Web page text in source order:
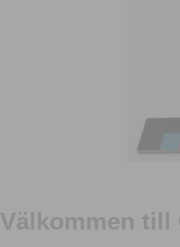
Välkommen till